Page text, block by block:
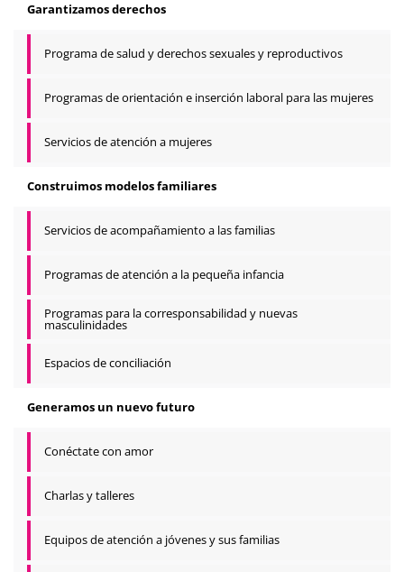
Garantizamos derechos
Programa de salud y derechos sexuales y reproductivos
Programas de orientación e inserción laboral para las mujeres
Servicios de atención a mujeres
Construimos modelos familiares
Servicios de acompañamiento a las familias
Programas de atención a la pequeña infancia
Programas para la corresponsabilidad y nuevas
masculinidades
Espacios de conciliación
Generamos un nuevo futuro
Conéctate con amor
Charlas y talleres
Equipos de atención a jóvenes y sus familias